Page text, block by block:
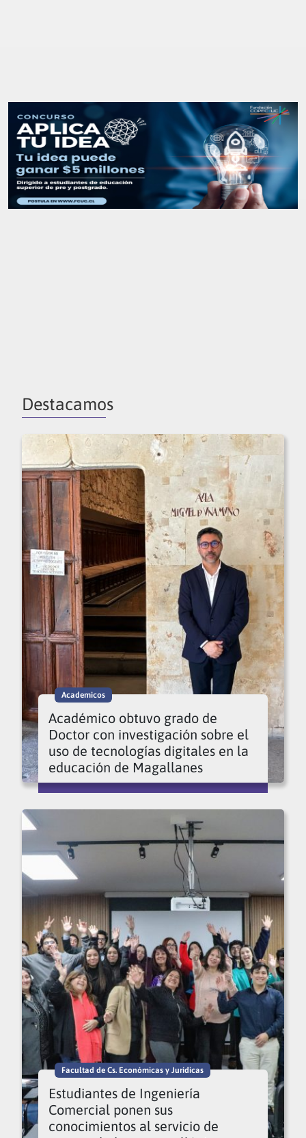
Destacamos
Academicos
Académico obtuvo grado de
Doctor con investigación sobre el
uso de tecnologías digitales en la
educación de Magallanes
Facultad de Cs. Económicas y Jurídicas
Estudiantes de Ingeniería
Comercial ponen sus
conocimientos al servicio de